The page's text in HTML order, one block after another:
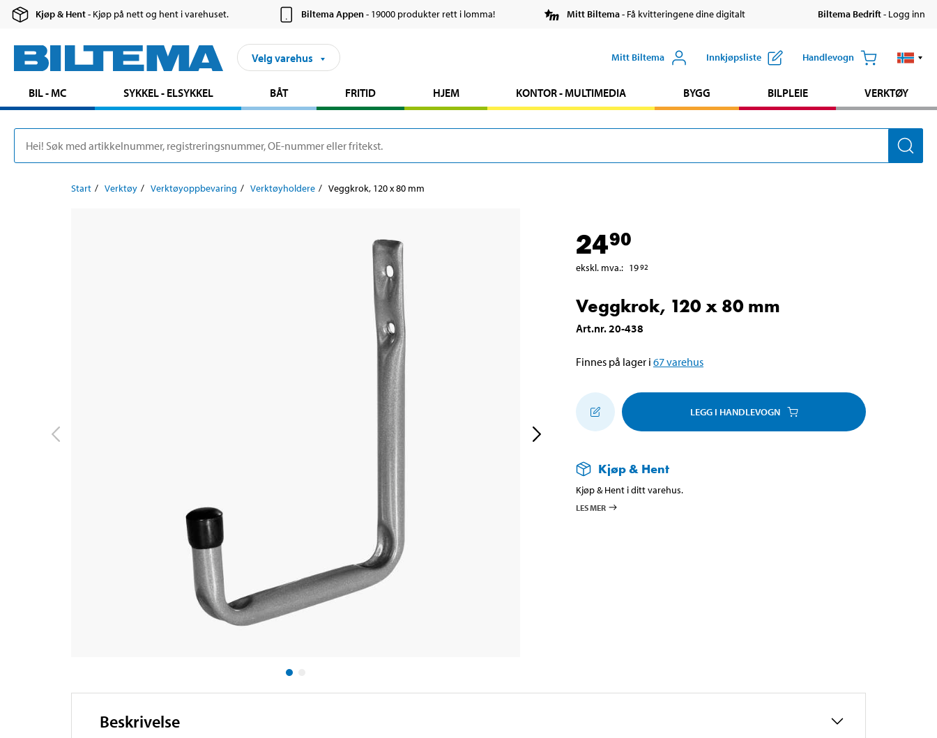
Kjøp & Hent- Kjøp på nett og hent i varehuset. Biltema Appen- 19000 produkter rett i lomma! Mitt Biltema- Få kvitteringene dine digitalt Biltema Bedrift- Logg inn
Velg varehus Mitt Biltema Innkjøpsliste Handlevogn
BIL - MC SYKKEL - ELSYKKEL BÅT FRITID HJEM KONTOR - MULTIMEDIA BYGG BILPLEIE VERKTØY
Start Verktøy Verktøyoppbevaring Verktøyholdere Veggkrok, 120 x 80 mm
2490
ekskl. mva.: 1992
Veggkrok, 120 x 80 mm
Art.nr.20-438
Finnes på lager i 67varehus
LEGG I HANDLEVOGN
Kjøp & Hent
Kjøp & Hent i ditt varehus.
LES MER
Beskrivelse